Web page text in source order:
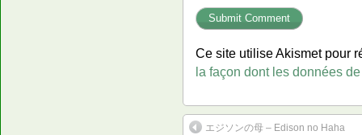
Ce site utilise Akismet pour
la façon dont les données
エジソンの母 – Edison no Haha